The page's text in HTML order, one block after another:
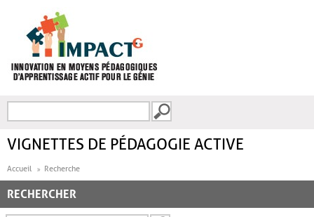
FORMULAIRE DE
VIGNETTES DE PÉDAGOGIE ACTIVE
Accueil Recherche
RECHERCHER